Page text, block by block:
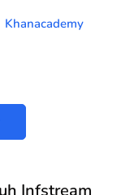
Khanacademy